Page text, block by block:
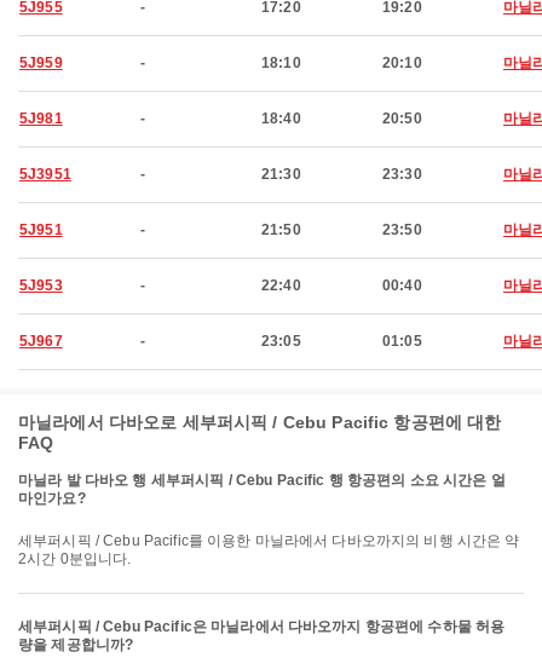
5J955 - 17:20 19:20 마닐
5J959 - 18:10 20:10 마닐
5J981 - 18:40 20:50 마닐
5J3951 - 21:30 23:30 마닐
5J951 - 21:50 23:50 마닐
5J953 - 22:40 00:40 마닐
5J967 - 23:05 01:05 마닐
마닐라에서 다바오로 세부퍼시픽 / Cebu Pacific 항공편에 대한
FAQ
마닐라 발 다바오 행 세부퍼시픽 / Cebu Pacific 행 항공편의 소요 시간은 얼
마인가요?
세부퍼시픽 / Cebu Pacific를 이용한 마닐라에서 다바오까지의 비행 시간은 약
2시간 0분입니다.
세부퍼시픽 / Cebu Pacific은 마닐라에서 다바오까지 항공편에 수하물 허용
량을 제공합니까?